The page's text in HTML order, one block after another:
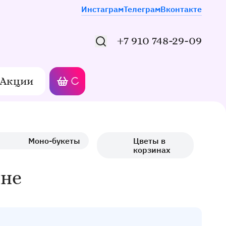
Мы в соцсетях
ИнстаграмТелеграмВконтакте
+7 910 748-29-09
Моя корзина
Моно-букеты
Цветы в
корзинах